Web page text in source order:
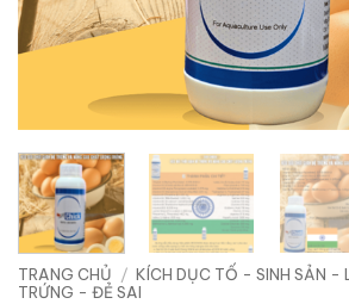
TRANG CHỦ / KÍCH DỤC TỐ - SINH SẢN -
TRỨNG - ĐẺ SAI